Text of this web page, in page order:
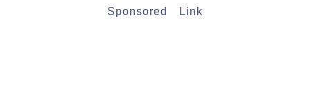
Sponsored Link